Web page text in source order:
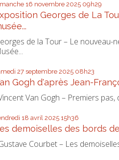
16 novembre 2025 09h29
Georges de La
de la Tour – Le nouveau-
27 septembre 2025 08h23
Gogh d'après Jean-
Van Gogh – Premiers pas,
18 avril 2025 15h36
demoiselles des bords
Courbet – Les